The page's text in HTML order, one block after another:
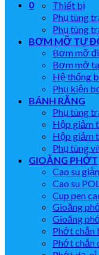
0
Thiết bị
Phụ tùng
Phụ tùng
BƠM MỠ TỰ
Bơm mỡ
Bơm mỡ
Hệ thống
Phụ kiện
BÁNH RĂNG
Phụ tùng
Hộp giảm
Hộp giảm
Phụ tùng
GIOĂNG PHỚT
Cao su
Cao su
Cup pen
Gioăng
Gioăng
Phớt chắn
Phớt chắn